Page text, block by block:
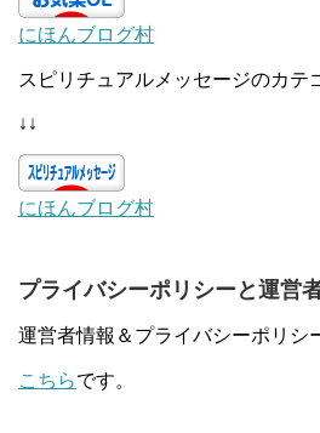
にほんブログ村
スピリチュアルメッセージのカテ
↓↓
にほんブログ村
プライバシーポリシーと運営
運営者情報＆プライバシーポリシ
こちらです。